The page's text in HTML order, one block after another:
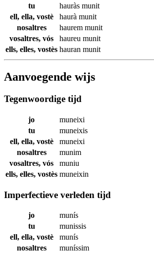
tu
hauràs munit
ell, ella, vostè
haurà munit
nosaltres
haurem munit
vosaltres, vós
haureu munit
ells, elles, vostès hauran munit
Aanvoegende wijs
Tegenwoordige tijd
jo
muneixi
tu
muneixis
ell, ella, vostè
muneixi
nosaltres
munim
vosaltres, vós
muniu
ells, elles, vostès muneixin
Imperfectieve verleden tijd
jo
munís
tu
munissis
ell, ella, vostè
munís
nosaltres
muníssim